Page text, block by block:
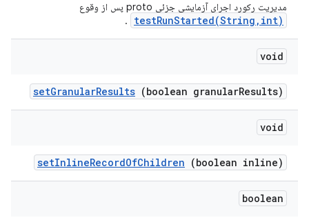
مدیریت رکورد اجرای آزمایشی جزئی proto پس از وقوع
testRunStarted(String,int)
.
void
setGranularResults (boolean granularResults)
void
setInlineRecordOfChildren (boolean inline)
boolean